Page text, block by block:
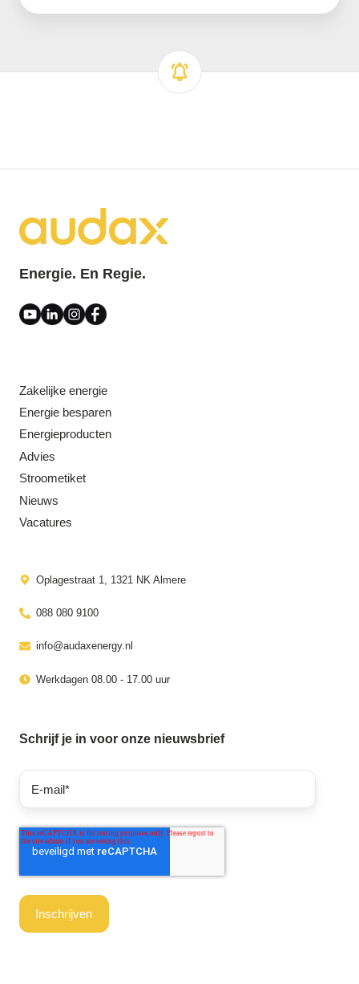
Energie. En Regie.
Zakelijke energie
Energie besparen
Energieproducten
Advies
Stroometiket
Nieuws
Vacatures
Oplagestraat 1, 1321 NK Almere
088 080 9100
info@audaxenergy.nl
Werkdagen 08.00 - 17.00 uur
Schrijf je in voor onze nieuwsbrief